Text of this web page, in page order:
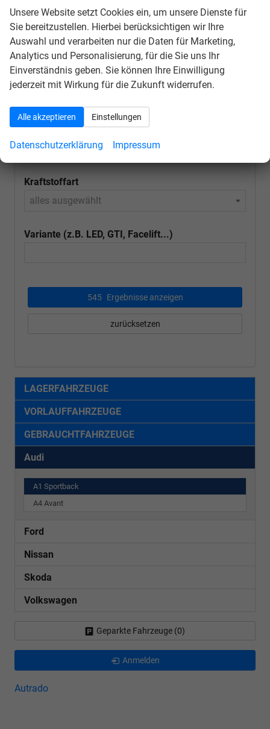
Fahrzeugnr.
Schnellsuche
Marke
Modell
alles ausgewählt
Kraftstoffart
alles ausgewählt
Variante (z.B. LED, GTI, Facelift...)
545 Ergebnisse anzeigen
zurücksetzen
LAGERFAHRZEUGE
VORLAUFFAHRZEUGE
GEBRAUCHTFAHRZEUGE
Audi
A1 Sportback
A4 Avant
Ford
Nissan
Skoda
Volkswagen
Geparkte Fahrzeuge (0)
Anmelden
Autrado
Unsere Website setzt Cookies ein, um unsere Dienste für
Sie bereitzustellen. Hierbei berücksichtigen wir Ihre
Auswahl und verarbeiten nur die Daten für Marketing,
Analytics und Personalisierung, für die Sie uns Ihr
Einverständnis geben. Sie können Ihre Einwilligung
jederzeit mit Wirkung für die Zukunft widerrufen.
Alle akzeptieren Einstellungen
Datenschutzerklärung Impressum